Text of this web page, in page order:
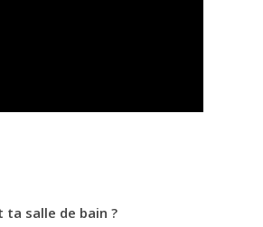
salle de bain ?